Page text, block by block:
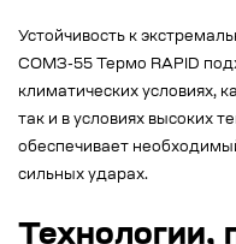
Устойчивость к
СОМЗ-55 Термо RAPID
климатических условиях,
так и в условиях высоких
обеспечивает
сильных ударах.
Технологии,